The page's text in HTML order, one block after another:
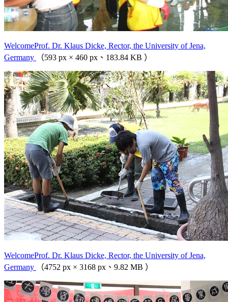
WelcomeProf. Dr. Klaus Dicke, Rector, the University of Jena,
Germany
（593 px × 460 px、183.84 KB ）
WelcomeProf. Dr. Klaus Dicke, Rector, the University of Jena,
Germany
（4752 px × 3168 px、9.82 MB ）